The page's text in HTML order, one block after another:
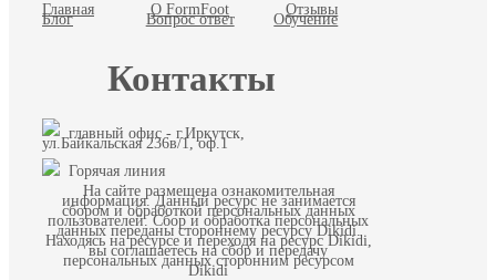
Главная О FormFoot Отзывы
Блог Вопрос ответ Обучение
Контакты
главный офис - г.Иркутск,
ул.Байкальская 236в/1, оф.1
Горячая линия
На сайте размещена ознакомительная
информация. Данный ресурс не занимается
сбором и обработкой персональных данных
пользователей. Сбор и обработка персональных
данных переданы стороннему ресурсу Dikidi.
Находясь на ресурсе и переходя на ресурс Dikidi,
вы соглашаетесь на сбор и передачу
персональных данных сторонним ресурсом
Dikidi